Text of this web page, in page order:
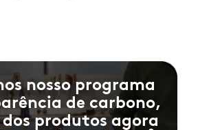
nosso programa
de carbono,
produtos agora